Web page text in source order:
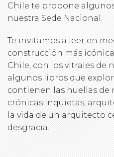
Chile te propone
nuestra Sede Nacional.
Te invitamos a leer en
construcción más icónica
Chile, con los vitrales de
algunos libros que
contienen las huellas de
crónicas inquietas,
la vida de un arquitecto
desgracia.